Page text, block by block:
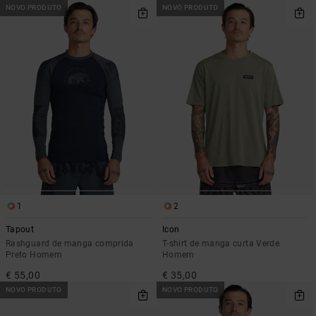
NOVO PRODUTO
1
Tapout
Rashguard de manga comprida
Preto Homem
€ 55,00
NOVO PRODUTO
2
Icon
T-shirt de manga curta Verde
Homem
€ 35,00
NOVO PRODUTO NOVO PRODUTO